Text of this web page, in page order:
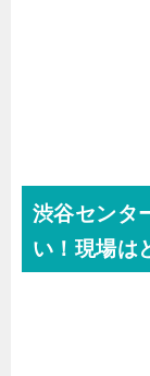
渋谷センタ
い！現場は